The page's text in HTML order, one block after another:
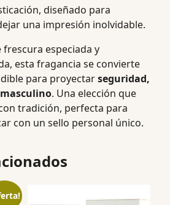
diseñado para
una impresión inolvidable.
especiada y
esta fragancia se convierte
para proyectarseguridad,
. Una elección que
tradición, perfecta para
con un sello personal único.